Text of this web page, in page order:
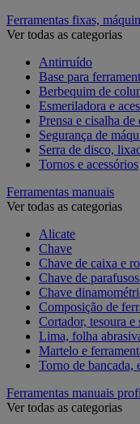
Ferramentas fixas,
Ver todas as categorias
Antirruído
Base para
Berbequim de
Esmeriladora e
Prensa e cisalha de
Segurança de
Serra de disco,
Tornos e acessórios
Ferramentas manuais
Ver todas as categorias
Alicate
Chave
Chave de caixa e
Chave de
Chave
Composição de
Cortador, tesoura e
Lima, folha
Martelo e
Torno de bancada,
Ferramentas manuais
Ver todas as categorias